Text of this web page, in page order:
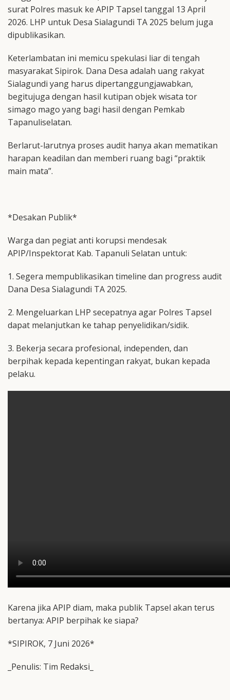
surat Polres masuk ke APIP Tapsel tanggal 13 April
2026. LHP untuk Desa Sialagundi TA 2025 belum juga
dipublikasikan.
Keterlambatan ini memicu spekulasi liar di tengah
masyarakat Sipirok. Dana Desa adalah uang rakyat
Sialagundi yang harus dipertanggungjawabkan,
begitujuga dengan hasil kutipan objek wisata tor
simago mago yang bagi hasil dengan Pemkab
Tapanuliselatan.
Berlarut-larutnya proses audit hanya akan mematikan
harapan keadilan dan memberi ruang bagi “praktik
main mata”.
*Desakan Publik*
Warga dan pegiat anti korupsi mendesak
APIP/Inspektorat Kab. Tapanuli Selatan untuk:
1. Segera mempublikasikan timeline dan progress audit
Dana Desa Sialagundi TA 2025.
2. Mengeluarkan LHP secepatnya agar Polres Tapsel
dapat melanjutkan ke tahap penyelidikan/sidik.
3. Bekerja secara profesional, independen, dan
berpihak kepada kepentingan rakyat, bukan kepada
pelaku.
Karena jika APIP diam, maka publik Tapsel akan terus
bertanya: APIP berpihak ke siapa?
*SIPIROK, 7 Juni 2026*
_Penulis: Tim Redaksi_